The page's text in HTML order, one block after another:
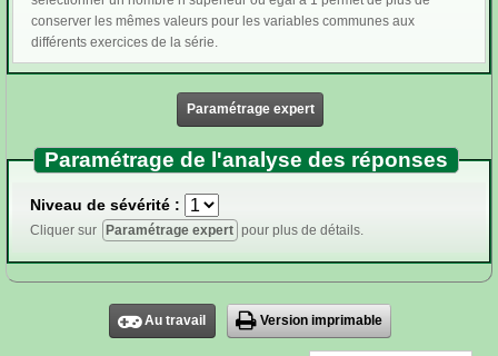
conserver les mêmes valeurs pour les variables communes aux
différents exercices de la série.
Paramétrage expert
Paramétrage de l'analyse des réponses
Niveau de sévérité :
Cliquer sur Paramétrage expert pour plus de détails.
Au travail Version imprimable